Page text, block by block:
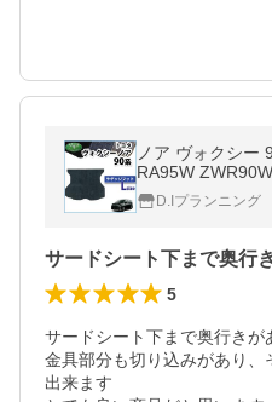
ノア ヴォクシー
RA95W
Ｌサイズ DX 自
ゲージスペースカ
D.Iプランニング
5
サードシート下まで奥行きが
金具部分も切り込みがあり
出来ます